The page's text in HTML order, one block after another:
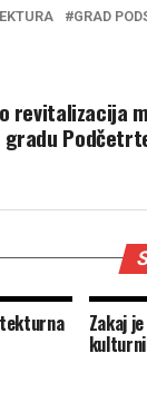
GRAD
revitalizacija
gradu
Zakaj